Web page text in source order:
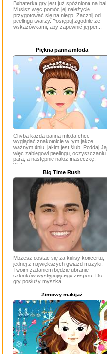
Bohaterka gry jest już spóźniona na bal.
Musisz więc pomóc jej należycie
przygotować się na niego. Zacznij od
peelingu twarzy. Postępuj zgodnie ze
wskazówkami, aby zapewnić jej per...
Piękna panna młoda
Chyba każda panna młoda chce
wyglądać znakomicie w tym jakże
ważnym dniu, jakim jest ślub. Poddaj Ją
więc zabiegowi peelingu, oczyszczaniu
parą, a następnie nałóż maseczkę.
Wykonaj...
Big Time Rush
Możesz dostać się za kulisy koncertu,
jednej z największych gwiazd muzyki.
Twoim zadaniem będzie ubranie
członków występującego zespołu. Do
gry posłuży myszka.
Zimowy makijaż